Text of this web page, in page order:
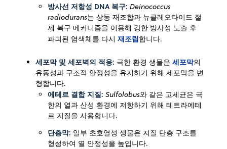
방사선 저항성 DNA 복구: Deinococcus
radiodurans는 상동 재조합과 뉴클레오타이드 절
제 복구 메커니즘을 이용해 강한 방사성 노출 후
파괴된 염색체를 다시 재조립합니다.
세포막 및 세포벽의 적응: 극한 환경 생물은 세포막의
유동성과 구조적 안정성을 유지하기 위해 세포막을 변
형합니다.
에테르 결합 지질: Sulfolobus와 같은 고세균은 극
한의 열과 산성 환경에 저항하기 위해 테트라에테
르 지질을 사용합니다.
단층막: 일부 초호열성 생물은 지질 단층 구조를
형성하여 열 안정성을 높입니다.